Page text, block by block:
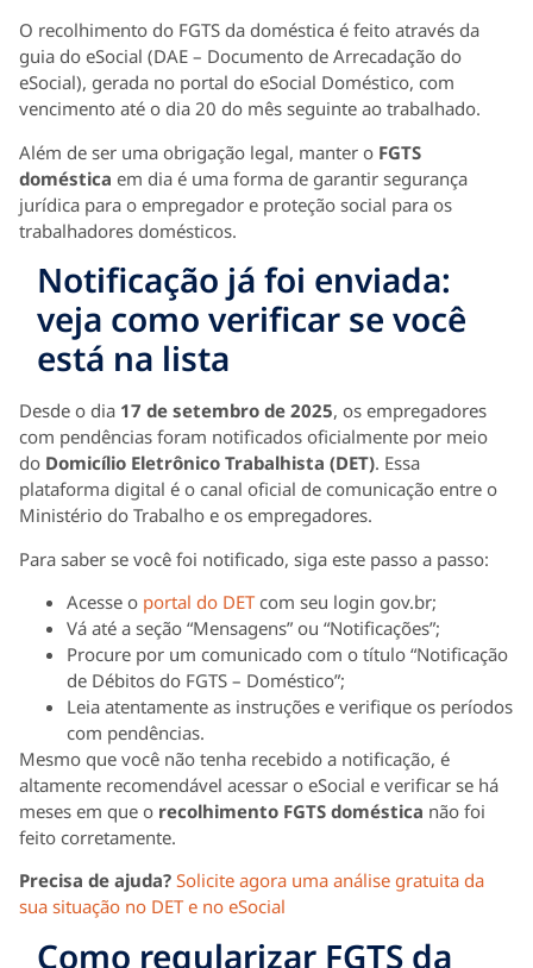
O recolhimento do FGTS da doméstica é feito através da
guia do eSocial (DAE – Documento de Arrecadação do
eSocial), gerada no portal do eSocial Doméstico, com
vencimento até o dia 20 do mês seguinte ao trabalhado.
Além de ser uma obrigação legal, manter o FGTS
doméstica em dia é uma forma de garantir segurança
jurídica para o empregador e proteção social para os
trabalhadores domésticos.
Notificação já foi enviada:
veja como verificar se você
está na lista
Desde o dia 17 de setembro de 2025, os empregadores
com pendências foram notificados oficialmente por meio
do Domicílio Eletrônico Trabalhista (DET). Essa
plataforma digital é o canal oficial de comunicação entre o
Ministério do Trabalho e os empregadores.
Para saber se você foi notificado, siga este passo a passo:
Acesse o portal do DETcom seu login gov.br;
Vá até a seção “Mensagens” ou “Notificações”;
Procure por um comunicado com o título “Notificação
de Débitos do FGTS – Doméstico”;
Leia atentamente as instruções e verifique os períodos
com pendências.
Mesmo que você não tenha recebido a notificação, é
altamente recomendável acessar o eSocial e verificar se há
meses em que o recolhimento FGTS doméstica não foi
feito corretamente.
Precisa de ajuda? Solicite agora uma análise gratuita da
sua situação no DET e no eSocial
Como regularizar FGTS da